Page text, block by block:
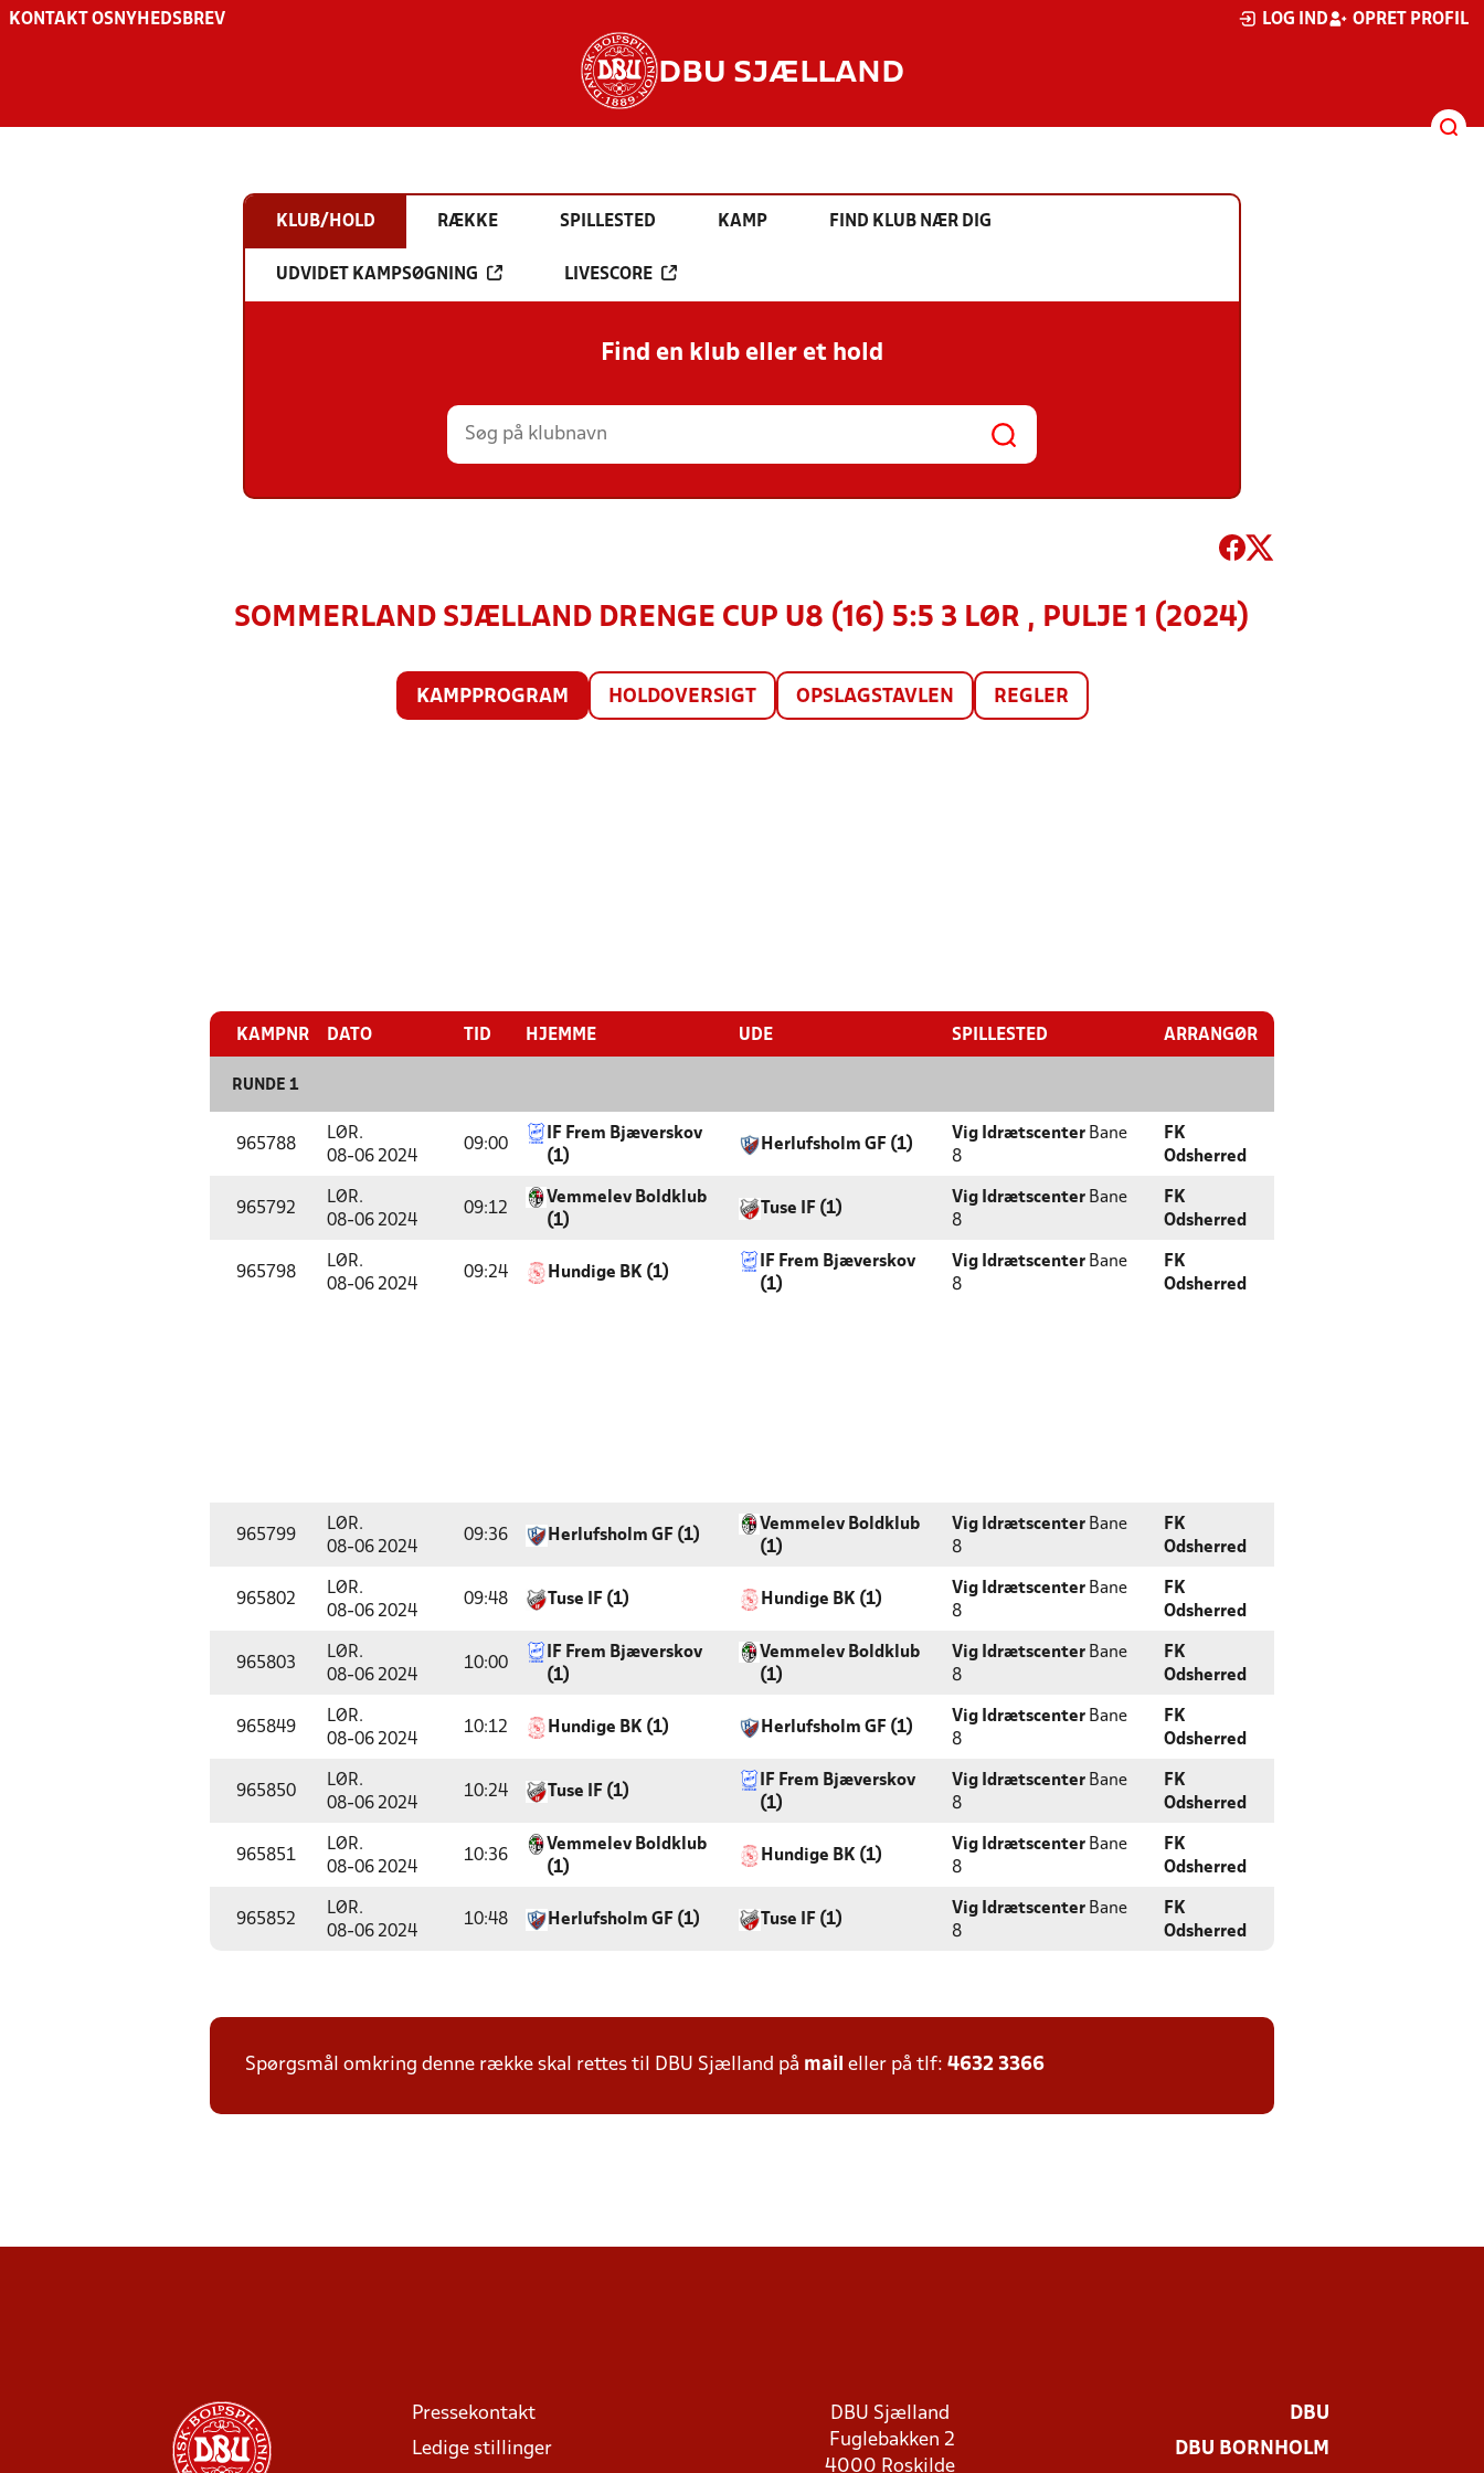
KONTAKT OS NYHEDSBREV LOG IND OPRET PROFIL
DBU SJÆLLAND
KLUB/HOLD RÆKKE SPILLESTED KAMP FIND KLUB NÆR DIG
UDVIDET KAMPSØGNING LIVESCORE
Find en klub eller et hold
SOMMERLAND SJÆLLAND DRENGE CUP U8 (16) 5:5 3 LØR , PULJE 1 (2024)
KAMPPROGRAM HOLDOVERSIGT OPSLAGSTAVLEN REGLER
KAMPNR DATO TID HJEMME UDE SPILLESTED ARRANGØR
RUNDE 1
965788
LØR.
08-06 2024
09:00
IF Frem Bjæverskov
(1)
Herlufsholm GF (1)
Vig Idrætscenter Bane
8
FK
Odsherred
965792
LØR.
08-06 2024
09:12
Vemmelev Boldklub
(1)
Tuse IF (1)
Vig Idrætscenter Bane
8
FK
Odsherred
965798
LØR.
08-06 2024
09:24 Hundige BK (1)
IF Frem Bjæverskov
(1)
Vig Idrætscenter Bane
8
FK
Odsherred
965799
LØR.
08-06 2024
09:36 Herlufsholm GF (1)
Vemmelev Boldklub
(1)
Vig Idrætscenter Bane
8
FK
Odsherred
965802
LØR.
08-06 2024
09:48 Tuse IF (1) Hundige BK (1)
Vig Idrætscenter Bane
8
FK
Odsherred
965803
LØR.
08-06 2024
10:00
IF Frem Bjæverskov
(1)
Vemmelev Boldklub
(1)
Vig Idrætscenter Bane
8
FK
Odsherred
965849
LØR.
08-06 2024
10:12 Hundige BK (1) Herlufsholm GF (1)
Vig Idrætscenter Bane
8
FK
Odsherred
965850
LØR.
08-06 2024
10:24 Tuse IF (1)
IF Frem Bjæverskov
(1)
Vig Idrætscenter Bane
8
FK
Odsherred
965851
LØR.
08-06 2024
10:36
Vemmelev Boldklub
(1)
Hundige BK (1)
Vig Idrætscenter Bane
8
FK
Odsherred
965852
LØR.
08-06 2024
10:48 Herlufsholm GF (1) Tuse IF (1)
Vig Idrætscenter Bane
8
FK
Odsherred
Spørgsmål omkring denne række skal rettes til DBU Sjælland på mail eller på tlf: 4632 3366
Pressekontakt
Ledige stillinger
DBU Sjælland
Fuglebakken 2
4000 Roskilde
DBU
DBU BORNHOLM